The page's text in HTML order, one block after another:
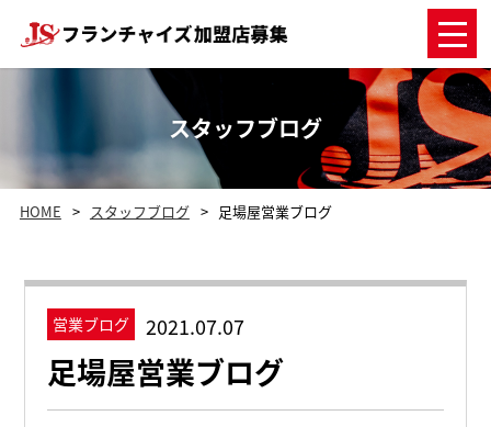
スタッフブログ
HOME スタッフブログ 足場屋営業ブログ
営業ブログ 2021.07.07
足場屋営業ブログ